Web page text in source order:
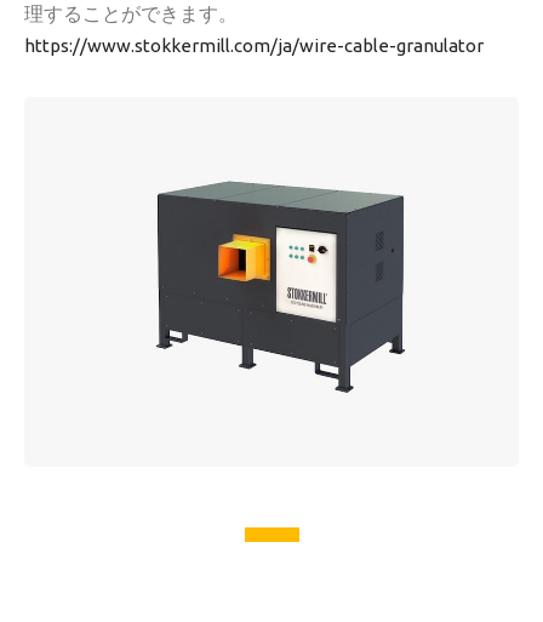
理することができます。
https://www.stokkermill.com/ja/wire-cable-granulator